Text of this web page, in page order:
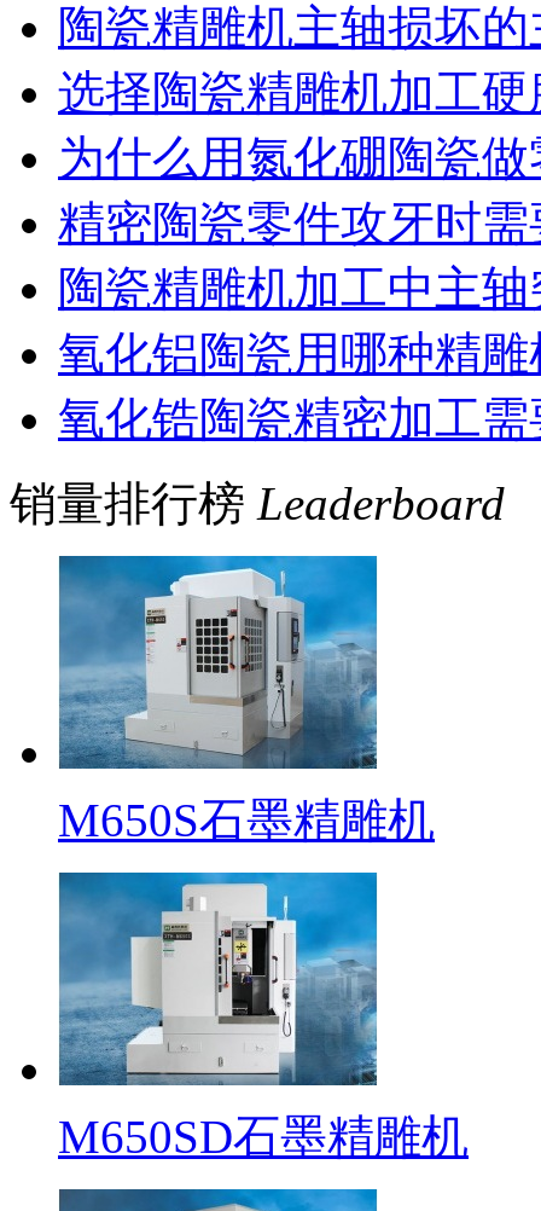
陶瓷精雕机主轴损坏
选择陶瓷精雕机加工
为什么用氮化硼陶瓷
精密陶瓷零件攻牙时
陶瓷精雕机加工中主
氧化铝陶瓷用哪种精
氧化锆陶瓷精密加工
销量排行榜 Leaderboard
M650S石墨精雕机
M650SD石墨精雕机